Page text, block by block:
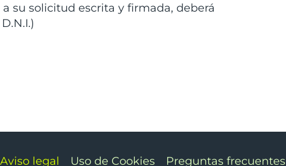
su solicitud escrita y firmada, deberá
Aviso legal Uso de Cookies Preguntas frecuentes